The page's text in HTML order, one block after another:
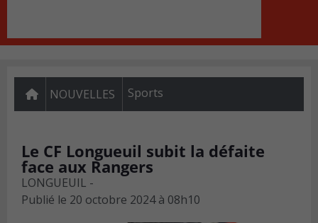
NOUVELLES Sports
Le CF Longueuil subit la défaite
face aux Rangers
LONGUEUIL -
Publié le 20 octobre 2024 à 08h10